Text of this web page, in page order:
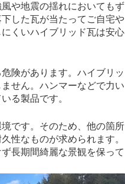
や地震の揺れにおいてもず
した瓦が当たってご自宅や
くいハイブリッド瓦は安心
険があります。ハイブリッ
せん。ハンマーなどで力い
る製品です。
です。そのため、他の箇所
性なものが求められます。
長期間綺麗な景観を保って